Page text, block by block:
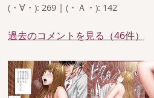
(・∀・): 269 | (・Ａ・): 142
過去のコメントを見る（46件）